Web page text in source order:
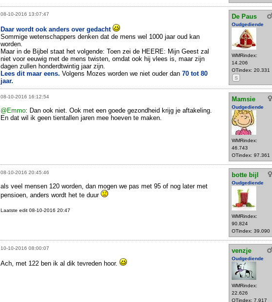
08-10-2016 13:07:47 De Paus
Oudgediende
WMRindex:
14.206
OTindex: 20.331
S
Daar wordt ook anders over gedacht
Sommige wetenschappers denken dat de mens wel 1000 jaar oud kan
worden.
Maar in de Bijbel staat het volgende: Toen zei de HEERE: Mijn Geest zal
niet voor eeuwig met de mens twisten, omdat ook hij vlees is, maar zijn
dagen zullen honderdtwintig jaar zijn.
Lees dit maar eens. Volgens Mozes worden we niet ouder dan 70 tot 80
jaar.
08-10-2016 16:12:54 Mamsie
Oudgediende
WMRindex:
46.743
OTindex: 97.361
@Emmo: Dan ook niet. Ook met een goede gezondheid krijg je aftakeling.
En dat wil ik geen tientallen jaren mee hoeven te maken.
08-10-2016 20:45:46 botte bijl
Oudgediende
WMRindex:
90.824
OTindex: 39.090
als veel mensen 120 worden, dan mogen we pas met 95 of nog later met
pensioen, anders wordt het te duur
Laatste edit 08-10-2016 20:47
10-10-2016 08:00:07 venzje
Oudgediende
WMRindex:
22.626
OTindex: 7.917
Ach, met 122 ben ik al dik tevreden hoor.